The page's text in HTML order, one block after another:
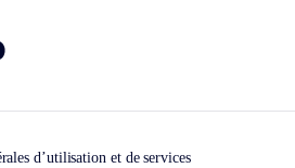
d’utilisation et de services